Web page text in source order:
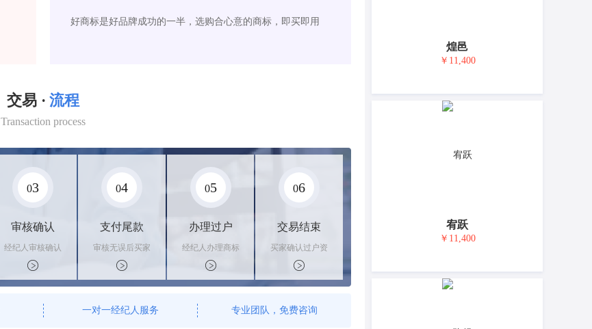
好商标是好品牌成功的一半，选购合心意的商标，即买即用
交易 · 流程
Transaction process
03
审核确认
经纪人审核确认
商标状态
04
支付尾款
审核无误后买家
支付尾款，卖家
办理相关手续
05
办理过户
经纪人办理商标
转让手续，交付
相关证书
06
交易结束
买家确认过户资
料后，平台解冻
资金支付卖家
一对一经纪人服务 专业团队，免费咨询
煌邑
￥11,400
宥跃
￥11,400